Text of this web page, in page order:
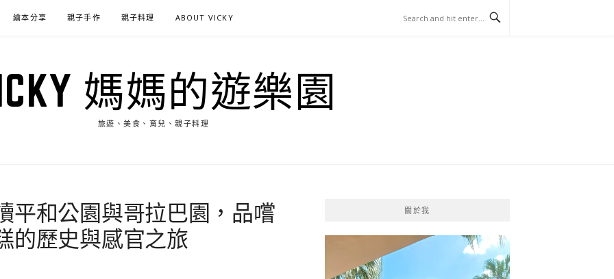
繪本分享 親子手作 親子料理 ABOUT VICKY
媽媽的遊樂園
旅遊、美食、育兒、親子料理
平和公園與哥拉巴園，品嚐
的歷史與感官之旅
關於我